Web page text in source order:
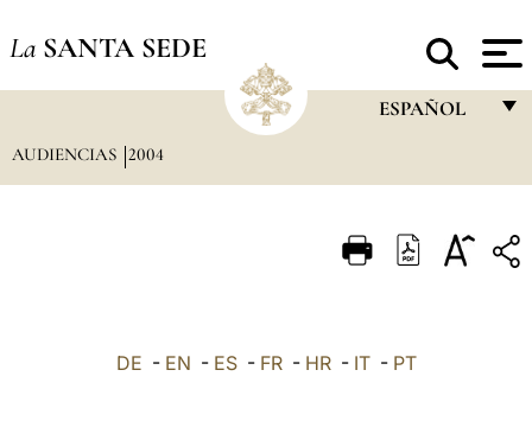
La SANTA SEDE
ESPAÑOL
ITALIANO
AUDIENCIAS 2004
DE - EN - ES- FR- HR- IT- PT